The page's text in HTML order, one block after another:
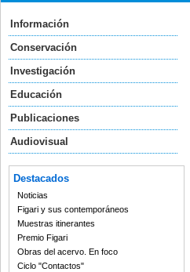
Información
Conservación
Investigación
Educación
Publicaciones
Audiovisual
Destacados
Noticias
Figari y sus contemporáneos
Muestras itinerantes
Premio Figari
Obras del acervo. En foco
Ciclo "Contactos"